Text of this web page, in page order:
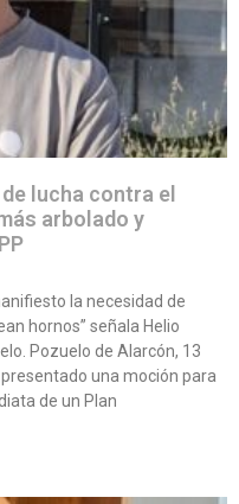
lucha contra el
arbolado y
la necesidad de
hornos” señala Helio
Pozuelo de Alarcón, 13
una moción para
de un Plan